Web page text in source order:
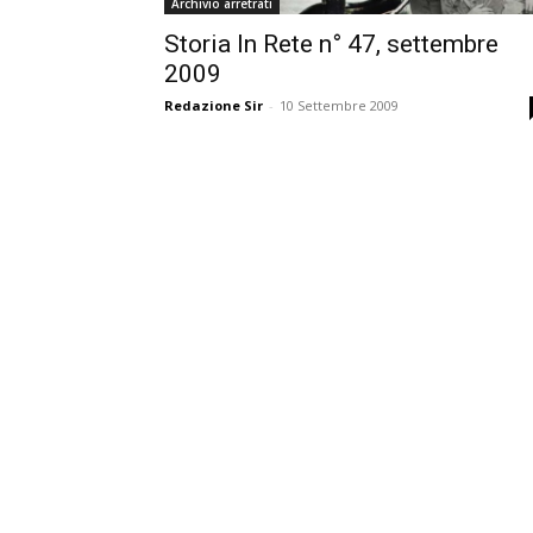
Archivio arretrati
Storia In Rete n° 47, settembre
2009
Redazione Sir - 10 Settembre 2009